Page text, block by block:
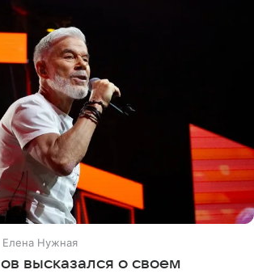
Елена Нужная
высказался о своем